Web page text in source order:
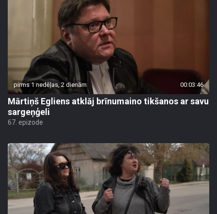
pirms 1 nedēļas, 2 dienām 00:03:46
Mārtiņš Egliens atklāj brīnumaino tikšanos ar savu
sargeņģeli
67. epizode